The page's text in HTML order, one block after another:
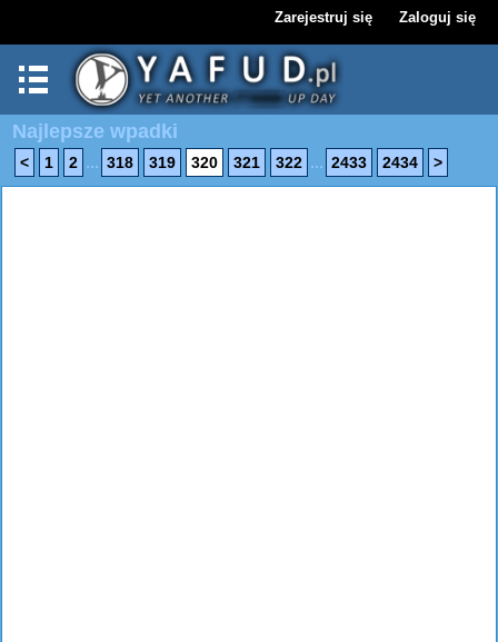
Zarejestruj się Zaloguj się
Najlepsze wpadki
< 1 2 ... 318 319 320 321 322 ... 2433 2434 >